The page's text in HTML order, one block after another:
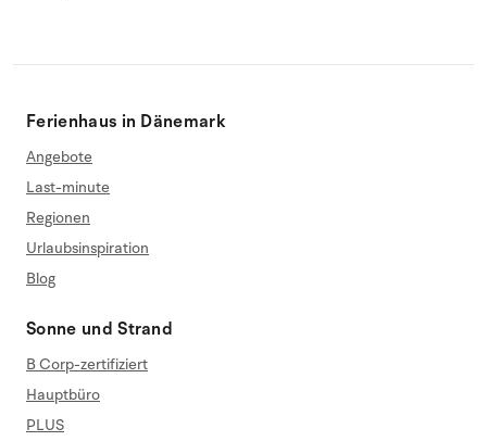
Ferienhaus in Dänemark
Angebote
Last-minute
Regionen
Urlaubsinspiration
Blog
Sonne und Strand
B Corp-zertifiziert
Hauptbüro
PLUS